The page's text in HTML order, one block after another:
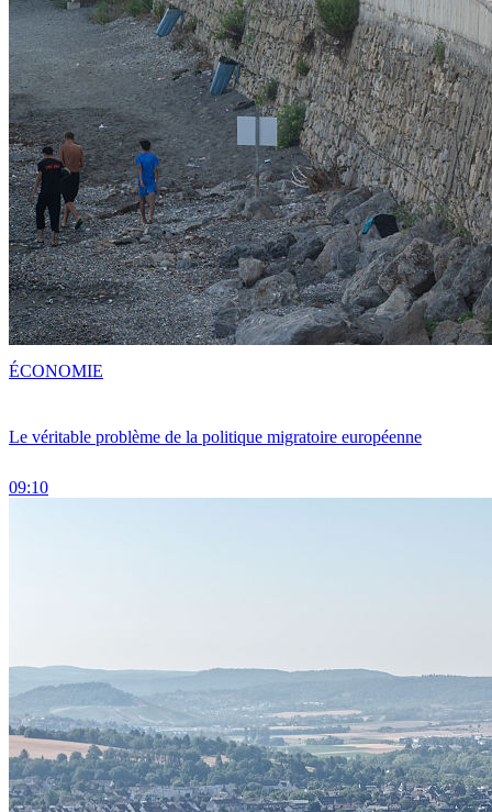
Le véritable problème de la politique migratoire européenne
09:10
ÉCONOMIE